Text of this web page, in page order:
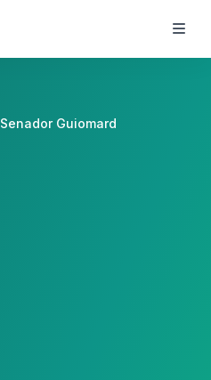
Senador Guiomard